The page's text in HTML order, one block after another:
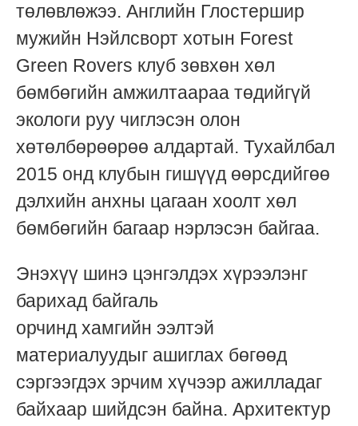
төлөвлөжээ. Английн Глостершир
мужийн Нэйлсворт хотын Forest
Green Rovers клуб зөвхөн хөл
бөмбөгийн амжилтаараа төдийгүй
экологи руу чиглэсэн олон
хөтөлбөрөөрөө алдартай. Тухайлбал
2015 онд клубын гишүүд өөрсдийгөө
дэлхийн анхны цагаан хоолт хөл
бөмбөгийн багаар нэрлэсэн байгаа.
Энэхүү шинэ цэнгэлдэх хүрээлэнг
барихад байгаль
орчинд хамгийн ээлтэй
материалуудыг ашиглах бөгөөд
сэргээгдэх эрчим хүчээр ажилладаг
байхаар шийдсэн байна. Архитектур